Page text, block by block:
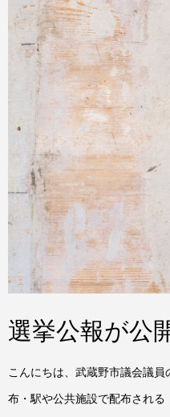
選挙公報が公
こんにちは、武蔵野市議会議
布・駅や公共施設で配布され